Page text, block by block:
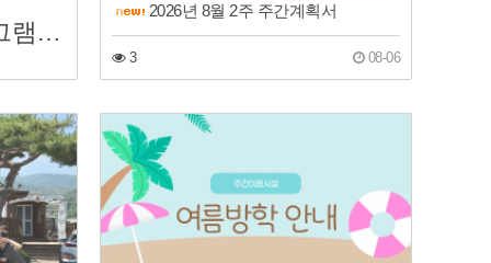
이용안내/모집/프로그램 소개
2026년 8월 2주 주간계획서
3 08-06